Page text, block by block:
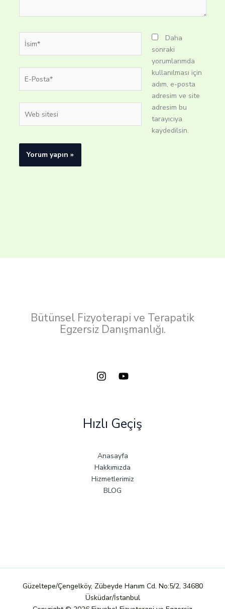
İsim*
Posta*
sitesi
Daha
sonraki
yorumlarımda
kullanılması için
adım, e-posta
adresim ve site
adresim bu
tarayıcıya
kaydedilsin.
Bütünsel Fizyoterapi ve Terapatik
Egzersiz Danışmanlığı.
Hızlı Geçiş
Anasayfa
Hakkımızda
Hizmetlerimiz
BLOG
Güzeltepe/Çengelköy, Zübeyde Hanım Cd. No:5/2, 34680
Üsküdar/İstanbul